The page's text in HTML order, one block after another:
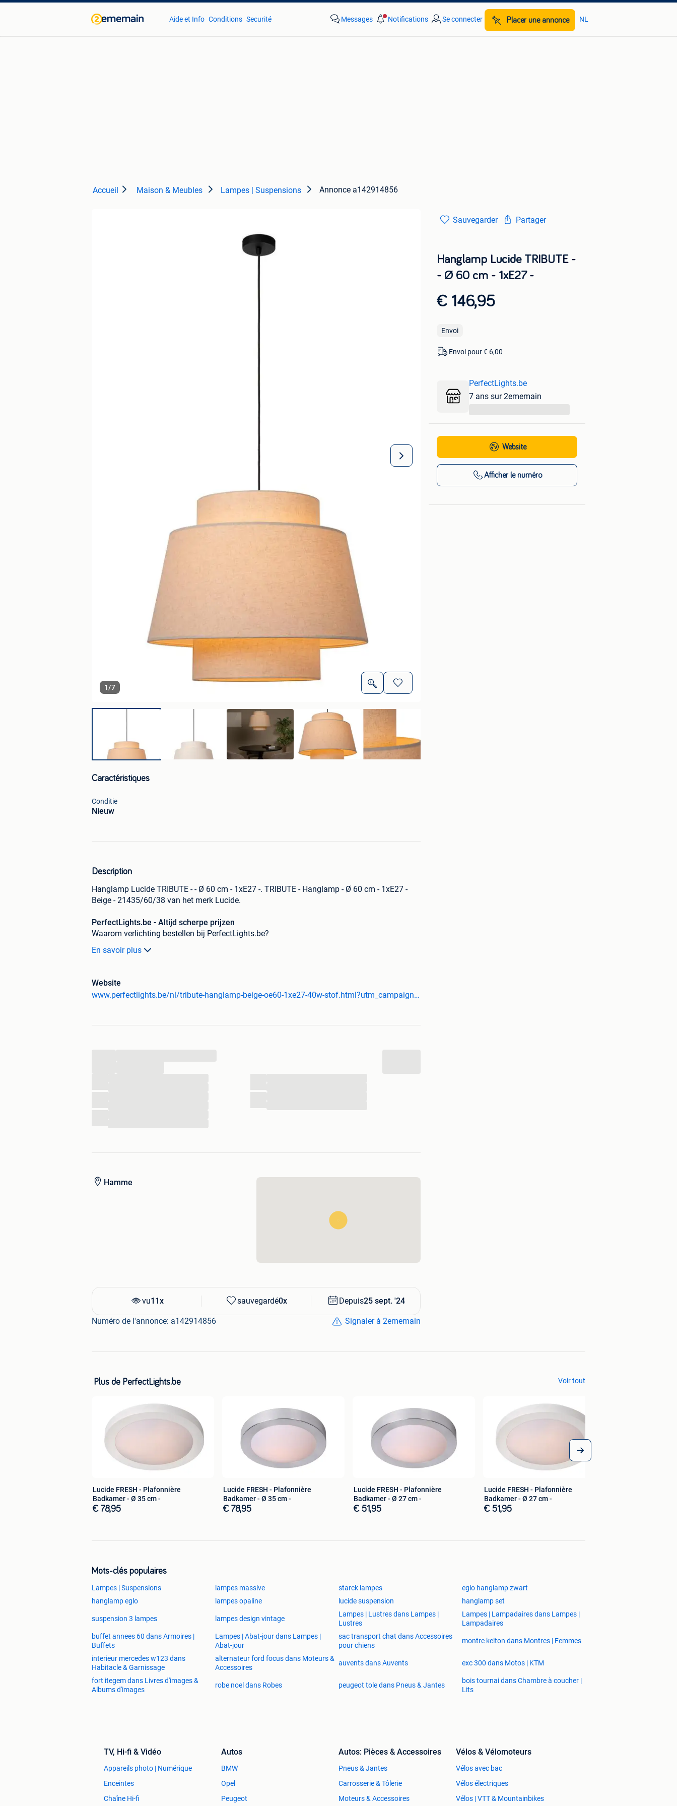
Aide et Info Conditions Securité Messages Notifications Se connecter Placer une annonce NL
Accueil Maison & Meubles Lampes | Suspensions Annonce a142914856
1/7
Caractéristiques
Conditie
Nieuw
Description
Hanglamp Lucide TRIBUTE - - Ø 60 cm - 1xE27 -. TRIBUTE - Hanglamp - Ø 60 cm - 1xE27 -
Beige - 21435/60/38 van het merk Lucide.
PerfectLights.be - Altijd scherpe prijzen
Waarom verlichting bestellen bij PerfectLights.be?
Hoge kwaliteit verlichting
Snelle levering
En savoir plus
Website
www.perfectlights.be/nl/tribute-hanglamp-beige-oe60-1xe27-40w-stof.html?utm_campaign=2dehands.be&utm_content=&utm_source=2dehands.be&utm_medium=admarkt-cpc&utm_term=&source=googlebase
Hamme
vu11x sauvegardé0x Depuis25 sept. '24
Numéro de l'annonce: a142914856 Signaler à 2ememain
Sauvegarder Partager
Hanglamp Lucide TRIBUTE -
- Ø 60 cm - 1xE27 -
€ 146,95
Envoi
Envoi pour € 6,00
PerfectLights.be
7 ans sur 2ememain
Website
Afficher le numéro
Plus de PerfectLights.be Voir tout
Lucide FRESH - Plafonnière
Badkamer - Ø 35 cm -
€ 78,95
Lucide FRESH - Plafonnière
Badkamer - Ø 35 cm -
€ 78,95
Lucide FRESH - Plafonnière
Badkamer - Ø 27 cm -
€ 51,95
Lucide FRESH - Plafonnière
Badkamer - Ø 27 cm -
€ 51,95
Mots-clés populaires
Lampes | Suspensions lampes massive starck lampes
eglo hanglamp zwart
hanglamp eglo
lampes opaline lucide suspension hanglamp set
suspension 3 lampes lampes design vintage
Lampes | Lustres dans Lampes |
Lustres
Lampes | Lampadaires dans Lampes |
Lampadaires
buffet annees 60 dans Armoires |
Buffets
Lampes | Abat-jour dans Lampes |
Abat-jour
sac transport chat dans Accessoires
pour chiens
montre kelton dans Montres | Femmes
interieur mercedes w123 dans
Habitacle & Garnissage
alternateur ford focus dans Moteurs &
Accessoires
auvents dans Auvents exc 300 dans Motos | KTM
fort itegem dans Livres d'images &
Albums d'images
robe noel dans Robes peugeot tole dans Pneus & Jantes
bois tournai dans Chambre à coucher |
Lits
TV, Hi-fi & Vidéo
Appareils photo | Numérique
Enceintes
Chaîne Hi-fi
Autos
BMW
Opel
Peugeot
Autos: Pièces & Accessoires
Pneus & Jantes
Carrosserie & Tôlerie
Moteurs & Accessoires
Vélos & Vélomoteurs
Vélos avec bac
Vélos électriques
Vélos | VTT & Mountainbikes